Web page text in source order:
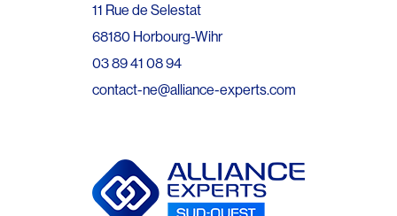
11 Rue de Selestat
68180 Horbourg-Wihr
03 89 41 08 94
contact-ne@alliance-experts.com